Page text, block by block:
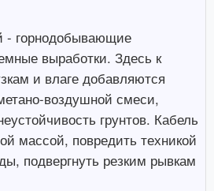
- горнодобывающие
выработки. Здесь к
и влаге добавляются
воздушной смеси,
грунтов. Кабель
массой, повредить техникой
подвергнуть резким рывкам